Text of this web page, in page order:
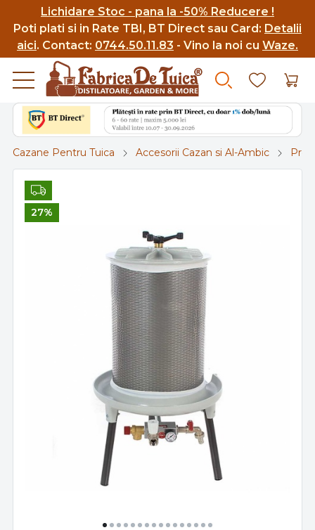
Lichidare Stoc - pana la -50% Reducere !
Poti plati si in Rate TBI, BT Direct sau Card: Detalii
aici. Contact: 0744.50.11.83 - Vino la noi cu Waze.
Cazane Pentru Tuica Accesorii Cazan si Al-Ambic
27%